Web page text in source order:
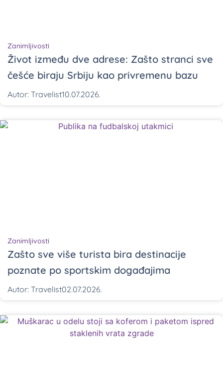
Zanimljivosti
Život između dve adrese: Zašto stranci sve
češće biraju Srbiju kao privremenu bazu
Autor: Travelist10.07.2026.
Zanimljivosti
Zašto sve više turista bira destinacije
poznate po sportskim događajima
Autor: Travelist02.07.2026.